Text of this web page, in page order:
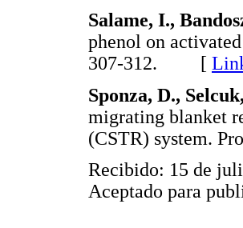
Salame, I.,
phenol on
307-312. [
Sponza, D.,
migrating blanket
(CSTR) system.
Recibido: 15 de
Aceptado para